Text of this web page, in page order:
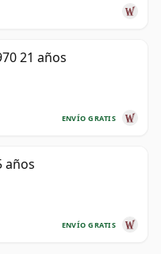
21 años
ENVÍO GRATIS
años
ENVÍO GRATIS